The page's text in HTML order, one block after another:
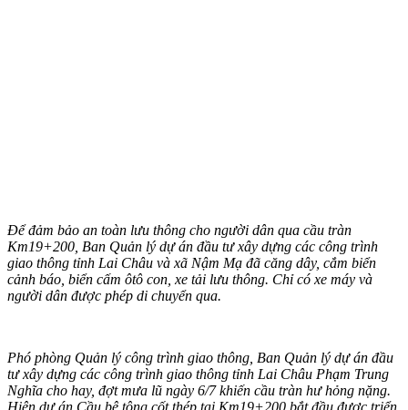
Để đảm bảo an toàn lưu thông cho người dân qua cầu tràn
Km19+200, Ban Quản lý dự án đầu tư xây dựng các công trình
giao thông tỉnh Lai Châu và xã Nậm Mạ đã căng dây, cắm biển
cảnh báo, biển cấm ôtô con, xe tải lưu thông. Chỉ có xe máy và
người dân được phép di chuyển qua.
Phó phòng Quản lý công trình giao thông, Ban Quản lý dự án đầu
tư xây dựng các công trình giao thông tỉnh Lai Châu Phạm Trung
Nghĩa cho hay, đợt mưa lũ ngày 6/7 khiến cầu tràn hư hỏng nặng.